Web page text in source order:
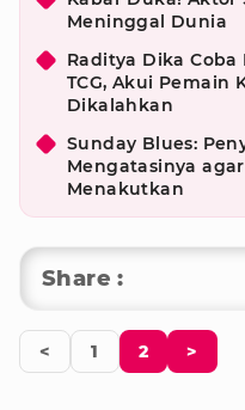
Meninggal Dunia
Raditya Dika Coba
TCG, Akui Pemain
Dikalahkan
Sunday Blues:
Mengatasinya
Menakutkan
Share :
< 1 2 >